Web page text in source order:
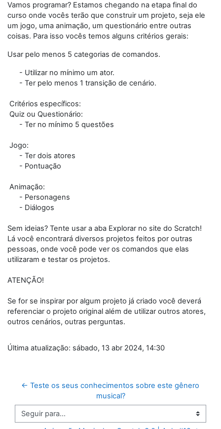
Vamos programar? Estamos chegando na etapa final do
curso onde vocês terão que construir um projeto, seja ele
um jogo, uma animação, um questionário entre outras
coisas. Para isso vocês temos alguns critérios gerais:
Usar pelo menos 5 categorias de comandos.
- Utilizar no mínimo um ator.
- Ter pelo menos 1 transição de cenário.
Critérios específicos:
Quiz ou Questionário:
- Ter no mínimo 5 questões
Jogo:
- Ter dois atores
- Pontuação
Animação:
- Personagens
- Diálogos
Sem ideias? Tente usar a aba Explorar no site do Scratch!
Lá você encontrará diversos projetos feitos por outras
pessoas, onde você pode ver os comandos que elas
utilizaram e testar os projetos.
ATENÇÃO!
Se for se inspirar por algum projeto já criado você deverá
referenciar o projeto original além de utilizar outros atores,
outros cenários, outras perguntas.
Última atualização: sábado, 13 abr 2024, 14:30
← Teste os seus conhecimentos sobre este gênero
musical?
Seguir para...